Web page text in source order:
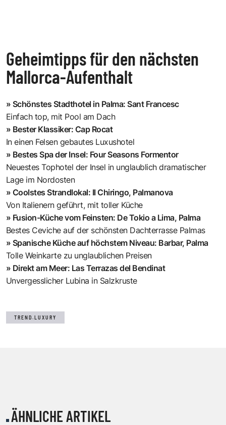
Geheimtipps für den nächsten
Mallorca-Aufenthalt
» Schönstes Stadthotel in Palma: Sant Francesc
Einfach top, mit Pool am Dach
» Bester Klassiker: Cap Rocat
In einen Felsen gebautes Luxushotel
» Bestes Spa der Insel: Four Seasons Formentor
Neuestes Tophotel der Insel in unglaublich dramatischer
Lage im Nordosten
» Coolstes Strandlokal: Il Chiringo, Palmanova
Von Italienern geführt, mit toller Küche
» Fusion-Küche vom Feinsten: De Tokio a Lima, Palma
Bestes Ceviche auf der schönsten Dachterrasse Palmas
» Spanische Küche auf höchstem Niveau: Barbar, Palma
Tolle Weinkarte zu unglaublichen Preisen
» Direkt am Meer: Las Terrazas del Bendinat
Unvergesslicher Lubina in Salzkruste
TREND.LUXURY
ÄHNLICHE ARTIKEL